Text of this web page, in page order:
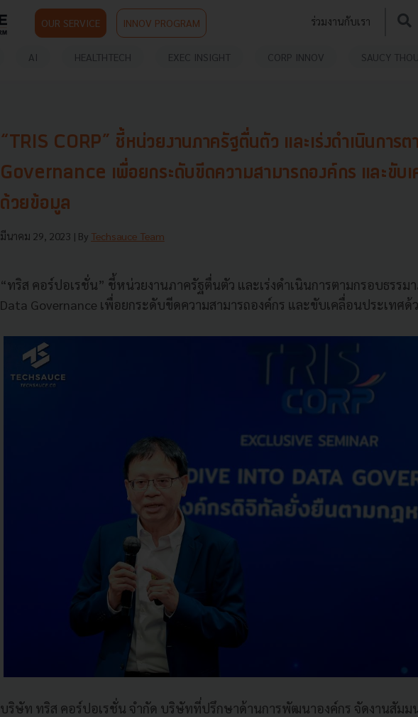
OUR SERVICE INNOV PROGRAM ร่วมงานกับเรา
AI HEALTHTECH EXEC INSIGHT CORP INNOV SAUCY
“TRIS CORP” ชี้หน่วยงานภาครัฐตื่นตัว และเร่งดำเนินการ
Governance เพื่อยกระดับขีดความสามารถองค์กร และขับเ
ด้วยข้อมูล
มีนาคม 29, 2023 | By Techsauce Team
“ทริส คอร์ปอเรชั่น” ชี้หน่วยงานภาครัฐตื่นตัว และเร่งดำเนินการตามกรอบธรร
Data Governance เพื่อยกระดับขีดความสามารถองค์กร และขับเคลื่อนประเทศ
บริษัท ทริส คอร์ปอเรชั่น จำกัด บริษัทที่ปรึกษาด้านการพัฒนาองค์กร จัดงานสัมม